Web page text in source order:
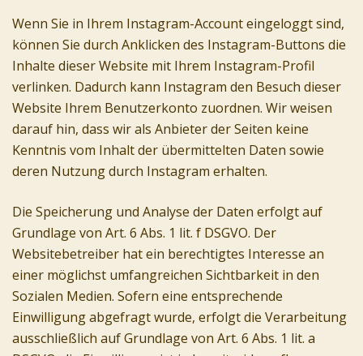
Wenn Sie in Ihrem Instagram-Account eingeloggt sind,
können Sie durch Anklicken des Instagram-Buttons die
Inhalte dieser Website mit Ihrem Instagram-Profil
verlinken. Dadurch kann Instagram den Besuch dieser
Website Ihrem Benutzerkonto zuordnen. Wir weisen
darauf hin, dass wir als Anbieter der Seiten keine
Kenntnis vom Inhalt der übermittelten Daten sowie
deren Nutzung durch Instagram erhalten.
Die Speicherung und Analyse der Daten erfolgt auf
Grundlage von Art. 6 Abs. 1 lit. f DSGVO. Der
Websitebetreiber hat ein berechtigtes Interesse an
einer möglichst umfangreichen Sichtbarkeit in den
Sozialen Medien. Sofern eine entsprechende
Einwilligung abgefragt wurde, erfolgt die Verarbeitung
ausschließlich auf Grundlage von Art. 6 Abs. 1 lit. a